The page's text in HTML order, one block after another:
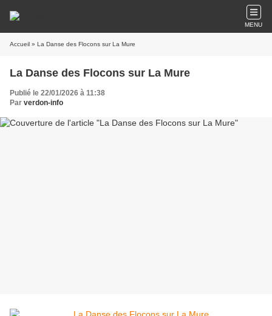
MENU
Accueil » La Danse des Flocons sur La Mure
La Danse des Flocons sur La Mure
Publié le 22/01/2026 à 11:38
Par verdon-info